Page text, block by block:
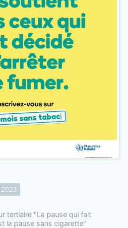
2023
tertiaire "La pause qui fait
la pause sans cigarette"